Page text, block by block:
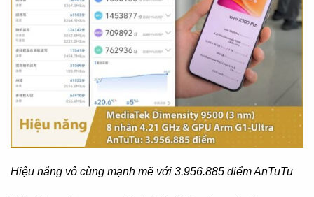
Hiệu năng vô cùng mạnh mẽ với 3.956.885 điểm AnTuTu